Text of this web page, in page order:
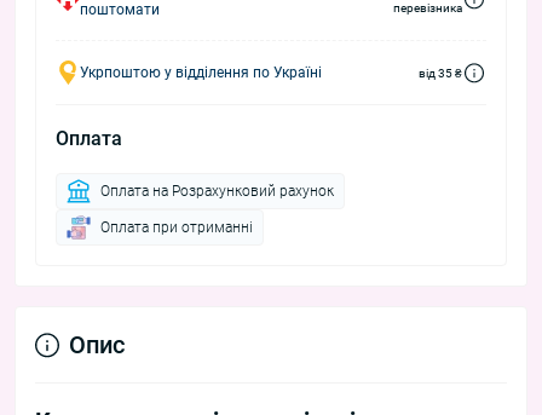
поштомати
перевізника
Укрпоштою у відділення по Україні від 35 ₴
Оплата
Оплата на Розрахунковий рахунок
Оплата при отриманні
Опис